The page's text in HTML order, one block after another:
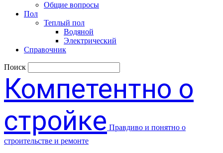
Общие вопросы
Пол
Теплый пол
Водяной
Электрический
Справочник
Поиск
Компетентно о
стройке Правдиво и понятно о
строительстве и ремонте